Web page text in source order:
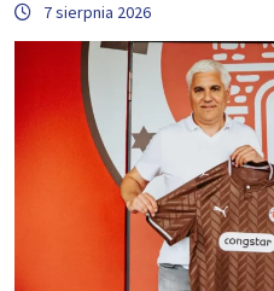
7 sierpnia 2026